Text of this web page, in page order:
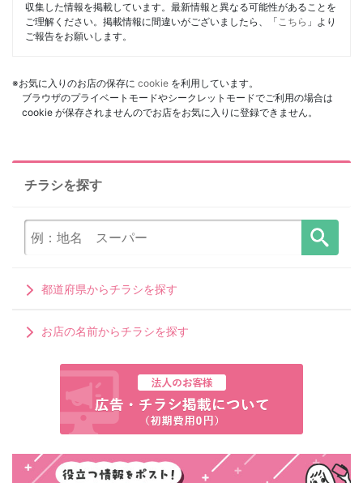
収集した情報を掲載しています。最新情報と異なる可能性があることを
ご理解ください。掲載情報に間違いがございましたら、「 こちら 」より
ご報告をお願いします。
※お気に入りのお店の保存に cookie を利用しています。
ブラウザのプライベートモードやシークレットモードでご利用の場合は
cookie が保存されませんのでお店をお気に入りに登録できません。
チラシを探す
都道府県からチラシを探す
お店の名前からチラシを探す